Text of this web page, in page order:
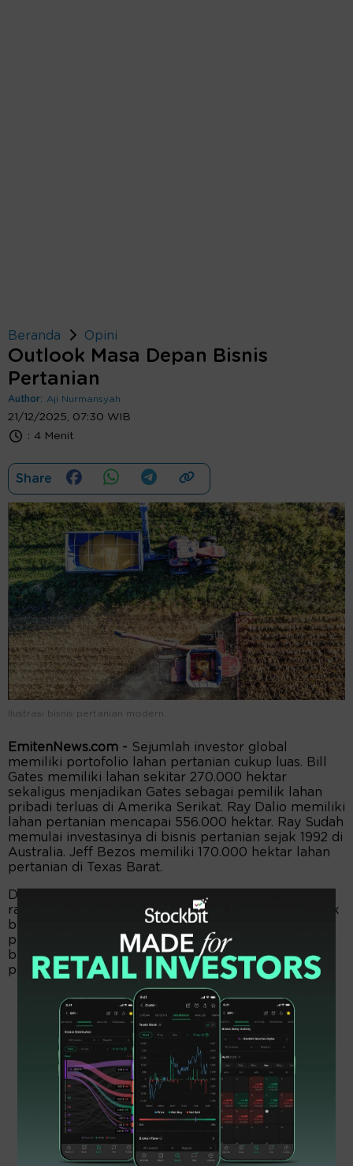
Beranda Opini
Outlook Masa Depan Bisnis
Pertanian
Author: Aji Nurmansyah
21/12/2025, 07:30 WIB
: 4 Menit
Share
Ilustrasi bisnis pertanian modern.
EmitenNews.com - Sejumlah investor global
memiliki portofolio lahan pertanian cukup luas. Bill
Gates memiliki lahan sekitar 270.000 hektar
sekaligus menjadikan Gates sebagai pemilik lahan
pribadi terluas di Amerika Serikat. Ray Dalio memiliki
lahan pertanian mencapai 556.000 hektar. Ray Sudah
memulai investasinya di bisnis pertanian sejak 1992 di
Australia. Jeff Bezos memiliki 170.000 hektar lahan
pertanian di Texas Barat.
Di Hawaii, Mark Zuckerberg membangun komplek
rahasia seluas 600 hektar. Sementara legenda sepak
bola David Beckham terjun ke dunia bisnis lahan
pertanian. Beckham membeli properti khusus
beserta Gudang di Cotswolds seharga Rp 241 miliar
pada 2016.